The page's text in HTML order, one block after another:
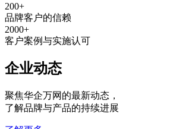
200+
品牌客户的信赖
2000+
客户案例与实施认可
企业动态
聚焦华企万网的最新动态 ，
了解品牌与产品的持续进展